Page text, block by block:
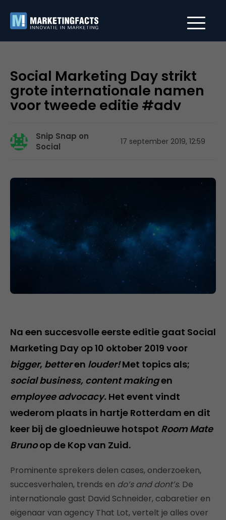
Social Marketing Day strikt
grote internationale namen
voor tweede editie #adv
Snip Snap on
Social
17 september 2019, 12:59
Na een succesvolle eerste editie gaat Social
Marketing Day op 10 oktober 2019 voor
bigger, betteren louder!Met topics als;
social business, content makingen
employee advocacy. Het event vindt
wederom plaats in hartje Rotterdam en dit
keer bij de gloednieuwe hotspot Room Mate
Brunoop de Kop van Zuid.
Prominente sprekers delen cases, onderzoeken,
succesverhalen, trends en do’s and dont’s. De
internationale gast David Schneider, cabaretier en
eigenaar van agency That Lot, vertelt je alles over